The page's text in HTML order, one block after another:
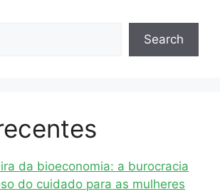
Search
da bioeconomia: a burocracia
do cuidado para as mulheres